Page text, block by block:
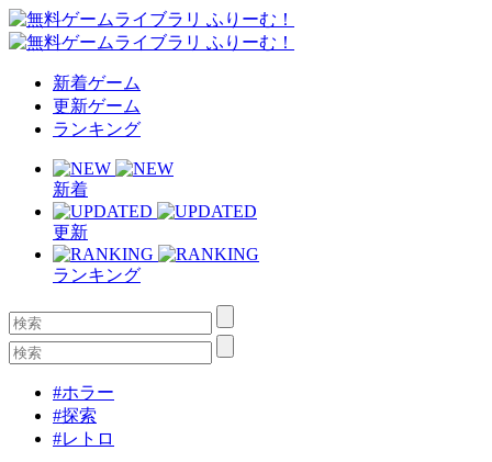
新着ゲーム
更新ゲーム
ランキング
新着
更新
ランキング
#ホラー
#探索
#レトロ